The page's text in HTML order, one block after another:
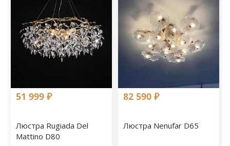
51 999 ₽
Люстра Rugiada Del
Mattino D80
82 590 ₽
Люстра Nenufar D65